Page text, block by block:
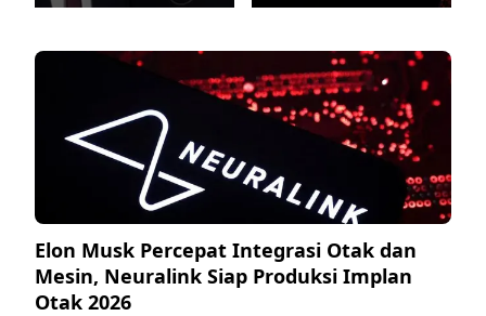
Elon Musk Percepat Integrasi Otak dan
Mesin, Neuralink Siap Produksi Implan
Otak 2026